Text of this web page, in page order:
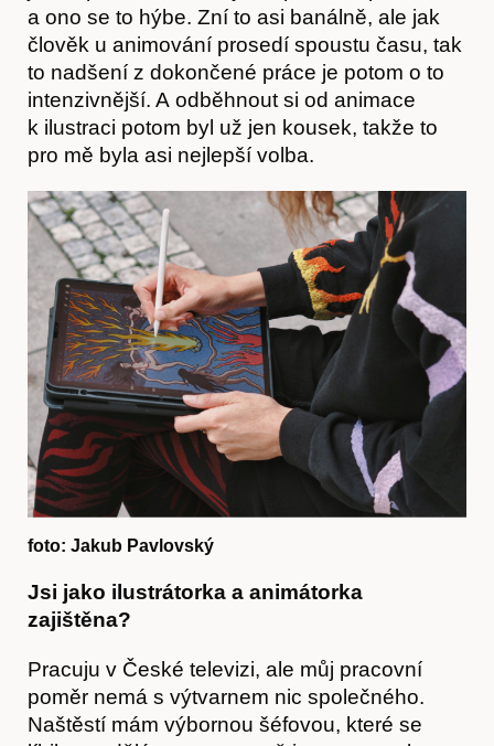
Časopis
a ono se to hýbe. Zní to asi banálně, ale jak
člověk u animování prosedí spoustu času, tak
to nadšení z dokončené práce je potom o to
intenzivnější. A odběhnout si od animace
k ilustraci potom byl už jen kousek, takže to
pro mě byla asi nejlepší volba.
foto: Jakub Pavlovský
Jsi jako ilustrátorka a animátorka
zajištěna?
Pracuju v České televizi, ale můj pracovní
poměr nemá s výtvarnem nic společného.
Naštěstí mám výbornou šéfovou, které se